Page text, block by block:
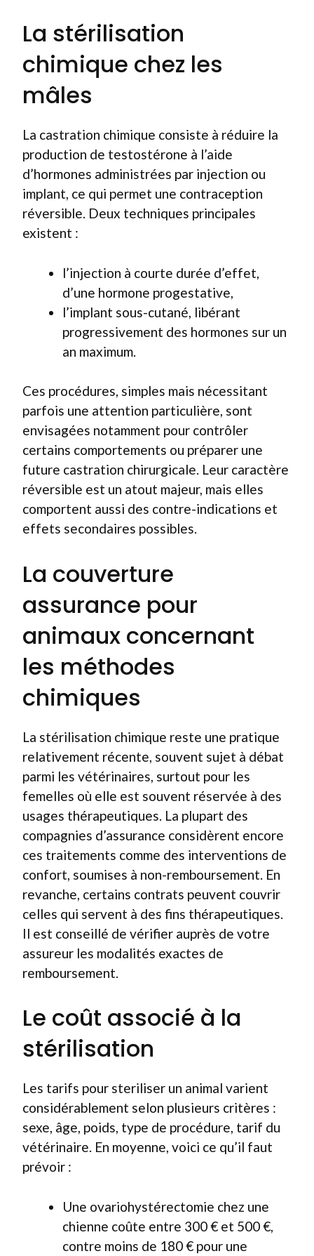
La stérilisation
chimique chez les
mâles
La castration chimique consiste à réduire la
production de testostérone à l’aide
d’hormones administrées par injection ou
implant, ce qui permet une contraception
réversible. Deux techniques principales
existent :
l’injection à courte durée d’effet,
d’une hormone progestative,
l’implant sous-cutané, libérant
progressivement des hormones sur un
an maximum.
Ces procédures, simples mais nécessitant
parfois une attention particulière, sont
envisagées notamment pour contrôler
certains comportements ou préparer une
future castration chirurgicale. Leur caractère
réversible est un atout majeur, mais elles
comportent aussi des contre-indications et
effets secondaires possibles.
La couverture
assurance pour
animaux concernant
les méthodes
chimiques
La stérilisation chimique reste une pratique
relativement récente, souvent sujet à débat
parmi les vétérinaires, surtout pour les
femelles où elle est souvent réservée à des
usages thérapeutiques. La plupart des
compagnies d’assurance considèrent encore
ces traitements comme des interventions de
confort, soumises à non-remboursement. En
revanche, certains contrats peuvent couvrir
celles qui servent à des fins thérapeutiques.
Il est conseillé de vérifier auprès de votre
assureur les modalités exactes de
remboursement.
Le coût associé à la
stérilisation
Les tarifs pour steriliser un animal varient
considérablement selon plusieurs critères :
sexe, âge, poids, type de procédure, tarif du
vétérinaire. En moyenne, voici ce qu’il faut
prévoir :
Une ovariohystérectomie chez une
chienne coûte entre 300 € et 500 €,
contre moins de 180 € pour une